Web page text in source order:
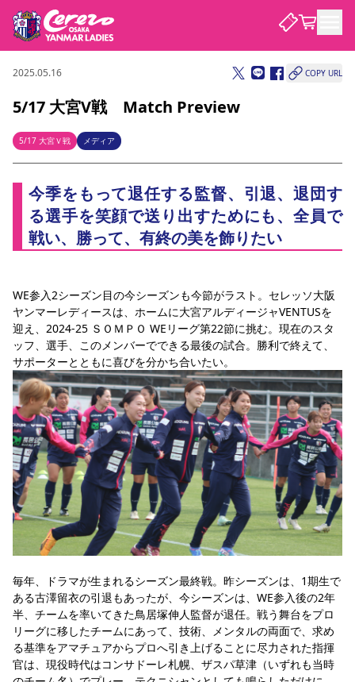
試合・チーム
試合について
試合日程 / 結果 順位表
チームについて
選手・スタッフ スケジュール アクセス セレッソ大阪 アカデミー
観戦する
チケット
チケット情報 価格・席種 シーズンシート
観戦ガイド
スタジアム
YANMAR HANASAKA STADIUM
クラブを知る
セレッソ大阪ヤンマーレデ
ィースについて
サポートする
パートナー・スポンサー一覧
スポーツクラブ
スポーツクラブ
ニュース
ニュース
すべて チーム グッズ チケット イベント パートナー
セレッソ大阪
アカデミー
2025.05.16 COPY URL
5/17 大宮V戦 Match Preview
5/17 大宮Ｖ戦 メディア
今季をもって退任する監督、引退、退団す
る選手を笑顔で送り出すためにも、全員で
戦い、勝って、有終の美を飾りたい
WE参入2シーズン目の今シーズンも今節がラスト。セレッソ大阪
ヤンマーレディースは、ホームに大宮アルディージャVENTUSを
迎え、2024-25 ＳＯＭＰＯ WEリーグ第22節に挑む。現在のスタ
ッフ、選手、このメンバーでできる最後の試合。勝利で終えて、
サポーターとともに喜びを分かち合いたい。
毎年、ドラマが生まれるシーズン最終戦。昨シーズンは、1期生で
ある古澤留衣の引退もあったが、今シーズンは、WE参入後の2年
半、チームを率いてきた鳥居塚伸人監督が退任。戦う舞台をプロ
リーグに移したチームにあって、技術、メンタルの両面で、求め
る基準をアマチュアからプロへ引き上げることに尽力された指揮
官は、現役時代はコンサドーレ札幌、ザスパ草津（いずれも当時